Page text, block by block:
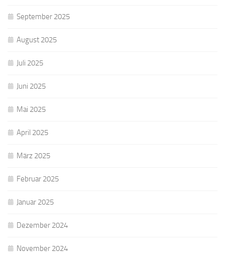
September 2025
August 2025
Juli 2025
Juni 2025
Mai 2025
April 2025
März 2025
Februar 2025
Januar 2025
Dezember 2024
November 2024